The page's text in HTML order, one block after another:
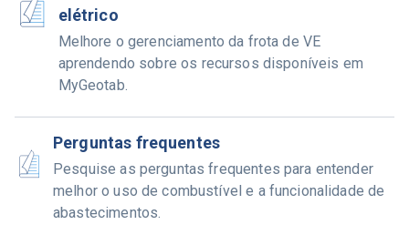
elétrico
Melhore o gerenciamento da frota de VE
aprendendo sobre os recursos disponíveis em
MyGeotab.
Perguntas frequentes
Pesquise as perguntas frequentes para entender
melhor o uso de combustível e a funcionalidade de
abastecimentos.